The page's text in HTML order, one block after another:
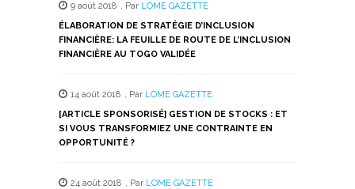
9 août 2018 , Par LOME GAZETTE
ÉLABORATION DE STRATÉGIE D’INCLUSION
FINANCIÈRE: LA FEUILLE DE ROUTE DE L’INCLUSION
FINANCIÈRE AU TOGO VALIDÉE
14 août 2018 , Par LOME GAZETTE
[ARTICLE SPONSORISÉ] GESTION DE STOCKS : ET
SI VOUS TRANSFORMIEZ UNE CONTRAINTE EN
OPPORTUNITÉ ?
24 août 2018 , Par LOME GAZETTE